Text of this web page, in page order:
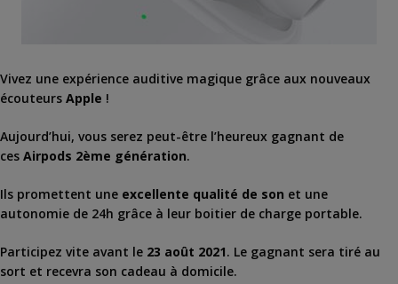
Vivez une expérience auditive magique grâce aux nouveaux
écouteurs Apple !
Aujourd’hui, vous serez peut-être l’heureux gagnant de
ces Airpods 2ème génération.
Ils promettent une excellente qualité de son et une
autonomie de 24h grâce à leur boitier de charge portable.
Participez vite avant le 23 août 2021. Le gagnant sera tiré au
sort et recevra son cadeau à domicile.